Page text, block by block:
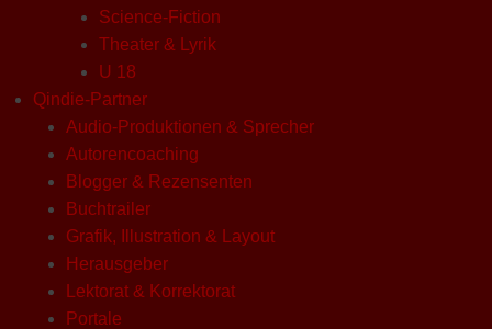
Science-Fiction
Theater & Lyrik
U 18
Qindie-Partner
Audio-Produktionen & Sprecher
Autorencoaching
Blogger & Rezensenten
Buchtrailer
Grafik, Illustration & Layout
Herausgeber
Lektorat & Korrektorat
Portale